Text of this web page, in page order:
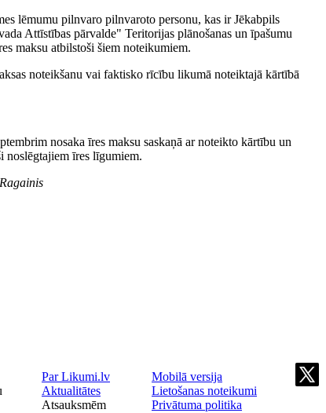
lēmumu pilnvaro pilnvaroto personu, kas ir Jēkabpils
Attīstības pārvalde" Teritorijas plānošanas un īpašumu
maksu atbilstoši šiem noteikumiem.
noteikšanu vai faktisko rīcību likumā noteiktajā kārtībā
nosaka īres maksu saskaņā ar noteikto kārtību un
noslēgtajiem īres līgumiem.
Par Likumi.lv
Aktualitātes
Atsauksmēm
Mobilā versija
Lietošanas noteikumi
Privātuma politika